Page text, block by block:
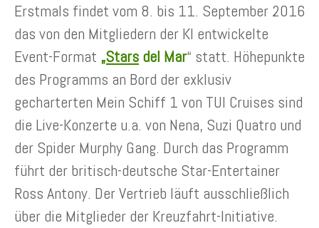
Erstmals findet vom 8. bis 11. September 2016
das von den Mitgliedern der KI entwickelte
Event-Format „Stars del Mar“ statt. Höhepunkte
des Programms an Bord der exklusiv
gecharterten Mein Schiff 1 von TUI Cruises sind
die Live-Konzerte u.a. von Nena, Suzi Quatro und
der Spider Murphy Gang. Durch das Programm
führt der britisch-deutsche Star-Entertainer
Ross Antony. Der Vertrieb läuft ausschließlich
über die Mitglieder der Kreuzfahrt-Initiative.